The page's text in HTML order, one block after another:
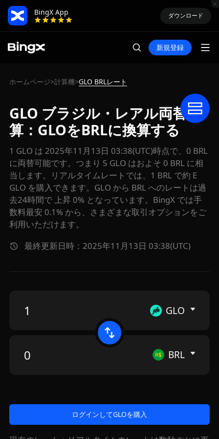
BingX App
ダウンロード
新規登録
ホームページ>計算機>GLO BRLレート
GLO ブラジル・レアル両替計
算：GLOをBRLに換算する
1 GLO は 2025年11月13日 03:38(UTC)時点で、0 BRL
に両替可能です。つまり 5 GLO はおよそ 0 BRL に相
当します。リアルタイムレートでは、1 BRL で約 E
GLO を購入できます。GLO から BRL へのレートは過
去24時間で 上昇 0% となっています。BingX では手
数料最安 0.1% から、さまざまな取引オプションをご
利用いただけます。
最終更新日時：2025年11月13日 03:38(UTC)
GLO
BRL
ログインしてGLOを購入